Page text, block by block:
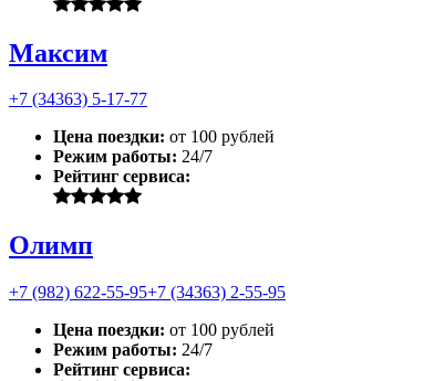
Максим
+7 (34363) 5-17-77
Цена поездки: от 100 рублей
Режим работы: 24/7
Рейтинг сервиса:
Олимп
+7 (982) 622-55-95+7 (34363) 2-55-95
Цена поездки: от 100 рублей
Режим работы: 24/7
Рейтинг сервиса: